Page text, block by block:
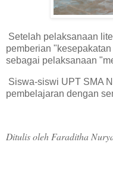
Setelah pelaksanaan
pemberian
sebagai pelaksanaan
Siswa-siswi UPT SMA
pembelajaran dengan
Ditulis oleh Faraditha